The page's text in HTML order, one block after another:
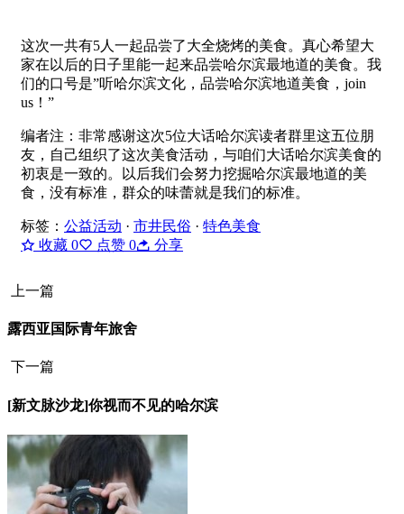
这次一共有5人一起品尝了大全烧烤的美食。真心希望大
家在以后的日子里能一起来品尝哈尔滨最地道的美食。我
们的口号是”听哈尔滨文化，品尝哈尔滨地道美食，join
us！”
编者注：非常感谢这次5位大话哈尔滨读者群里这五位朋
友，自己组织了这次美食活动，与咱们大话哈尔滨美食的
初衷是一致的。以后我们会努力挖掘哈尔滨最地道的美
食，没有标准，群众的味蕾就是我们的标准。
标签： 公益活动 · 市井民俗 · 特色美食
收藏 0 点赞 0 分享
上一篇
露西亚国际青年旅舍
下一篇
[新文脉沙龙]你视而不见的哈尔滨